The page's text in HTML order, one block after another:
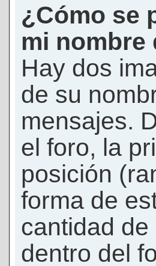
¿Cómo se
mi nombre
Hay dos
de su
mensajes.
el foro, la
posición
forma de
cantidad
dentro del